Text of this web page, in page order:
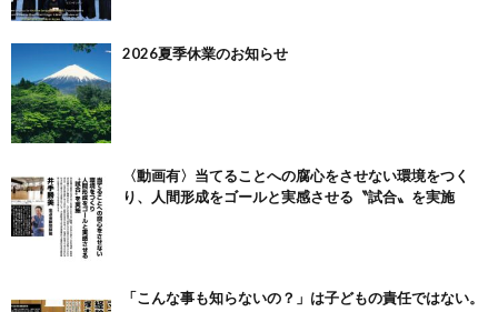
2026夏季休業のお知らせ
〈動画有〉当てることへの腐心をさせない環境をつく
り、人間形成をゴールと実感させる〝試合〟を実施
「こんな事も知らないの？」は子どもの責任ではない。